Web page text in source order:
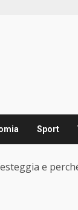
Sport
e